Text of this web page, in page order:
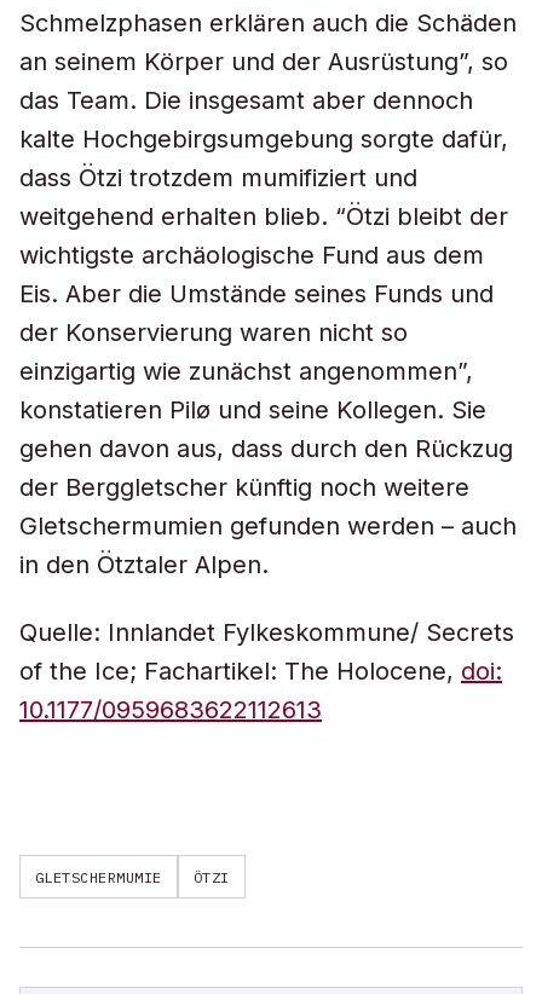
Schmelzphasen erklären auch die Schäden
an seinem Körper und der Ausrüstung”, so
das Team. Die insgesamt aber dennoch
kalte Hochgebirgsumgebung sorgte dafür,
dass Ötzi trotzdem mumifiziert und
weitgehend erhalten blieb. “Ötzi bleibt der
wichtigste archäologische Fund aus dem
Eis. Aber die Umstände seines Funds und
der Konservierung waren nicht so
einzigartig wie zunächst angenommen”,
konstatieren Pilø und seine Kollegen. Sie
gehen davon aus, dass durch den Rückzug
der Berggletscher künftig noch weitere
Gletschermumien gefunden werden – auch
in den Ötztaler Alpen.
Quelle: Innlandet Fylkeskommune/ Secrets
of the Ice; Fachartikel: The Holocene, doi:
10.1177/0959683622112613
GLETSCHERMUMIE ÖTZI